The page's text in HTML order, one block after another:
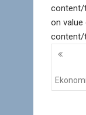
content/
on
content/